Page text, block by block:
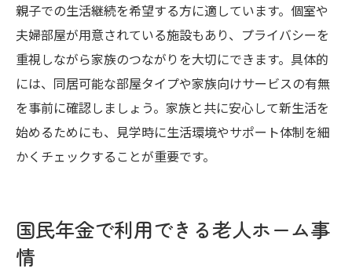
親子での生活継続を希望する方に適しています。個室や
夫婦部屋が用意されている施設もあり、プライバシーを
重視しながら家族のつながりを大切にできます。具体的
には、同居可能な部屋タイプや家族向けサービスの有無
を事前に確認しましょう。家族と共に安心して新生活を
始めるためにも、見学時に生活環境やサポート体制を細
かくチェックすることが重要です。
国民年金で利用できる老人ホーム事
情